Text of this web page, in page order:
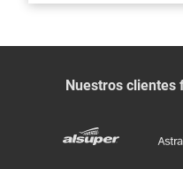
Nuestros clientes